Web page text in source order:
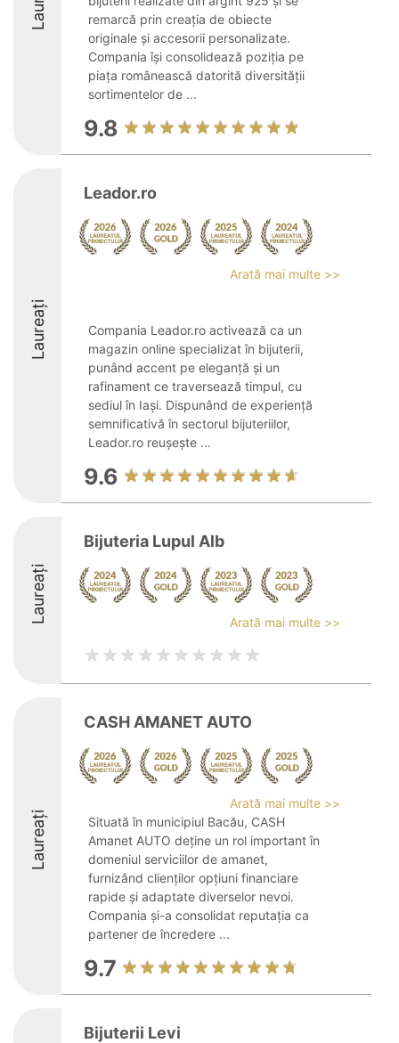
remarcă prin creația de obiecte
originale și accesorii personalizate.
Compania își consolidează poziția pe
piața românească datorită diversității
sortimentelor de ...
9.8
Laureați
Leador.ro
Arată mai multe >>
Compania Leador.ro activează ca un
magazin online specializat în bijuterii,
punând accent pe eleganță și un
rafinament ce traversează timpul, cu
sediul în Iași. Dispunând de experiență
semnificativă în sectorul bijuteriilor,
Leador.ro reușește ...
9.6
Laureați
Bijuteria Lupul Alb
Arată mai multe >>
Laureați
CASH AMANET AUTO
Arată mai multe >>
Situată în municipiul Bacău, CASH
Amanet AUTO deține un rol important în
domeniul serviciilor de amanet,
furnizând clienților opțiuni financiare
rapide și adaptate diverselor nevoi.
Compania și-a consolidat reputația ca
partener de încredere ...
9.7
Bijuterii Levi